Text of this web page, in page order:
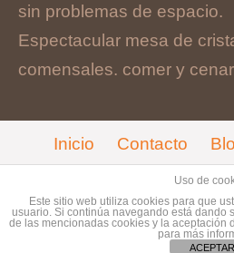
sin problemas de espacio.
Espectacular mesa de
comensales. comer y
Inicio Contacto
© Copyright 2017.
Sinergia
Uso de
Este sitio web utiliza cookies para que
usuario. Si continúa navegando está dando
de las mencionadas cookies y la aceptación
para más
ACEPTAR